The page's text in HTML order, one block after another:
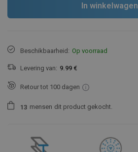
In winkelwagen
Beschikbaarheid: Op voorraad
Levering van: 9.99 €
Retour tot 100 dagen
1 3 mensen dit product gekocht.